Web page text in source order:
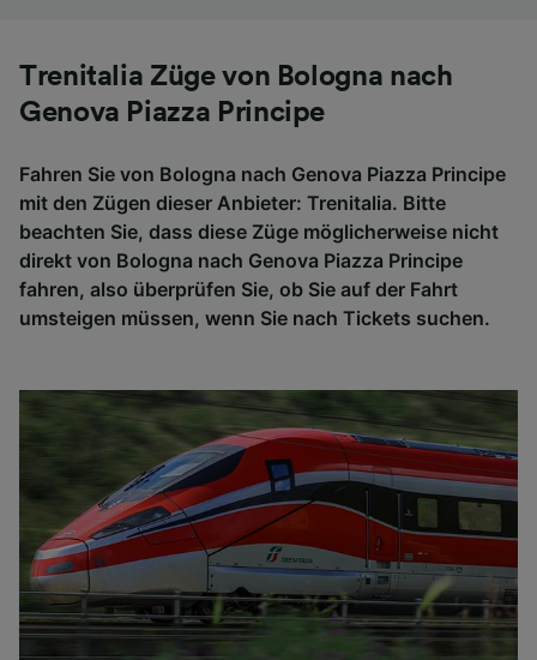
Trenitalia Züge von Bologna nach
Genova Piazza Principe
Fahren Sie von Bologna nach Genova Piazza Principe
mit den Zügen dieser Anbieter: Trenitalia. Bitte
beachten Sie, dass diese Züge möglicherweise nicht
direkt von Bologna nach Genova Piazza Principe
fahren, also überprüfen Sie, ob Sie auf der Fahrt
umsteigen müssen, wenn Sie nach Tickets suchen.